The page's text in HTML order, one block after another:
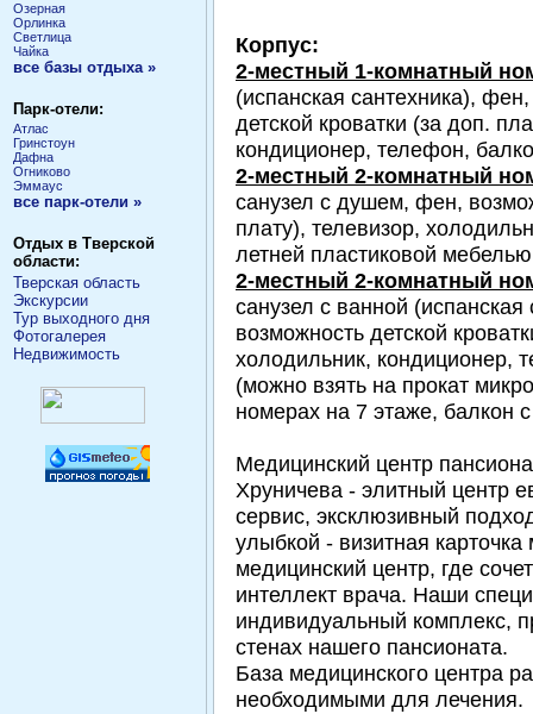
Озерная
Орлинка
Светлица
Чайка
все базы отдыха »
Парк-отели:
Атлас
Гринстоун
Дафна
Огниково
Эммаус
все парк-отели »
Отдых в Тверской
области:
Тверская область
Экскурсии
Тур выходного дня
Фотогалерея
Недвижимость
Корпус:
2-местный 1-комнатный
(испанская сантехника),
детской кроватки (за доп.
кондиционер, телефон,
2-местный 2-комнатный
санузел с душем, фен,
плату), телевизор,
летней пластиковой
2-местный 2-комнатный
санузел с ванной
возможность детской
холодильник, кондиционер,
(можно взять на прокат
номерах на 7 этаже, балкон
Медицинский центр
Хруничева - элитный центр
сервис, эксклюзивный
улыбкой - визитная
медицинский центр, где
интеллект врача. Наши
индивидуальный комплекс,
стенах нашего пансионата.
База медицинского центра
необходимыми для лечения.